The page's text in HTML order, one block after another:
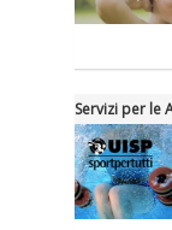
Servizi per le